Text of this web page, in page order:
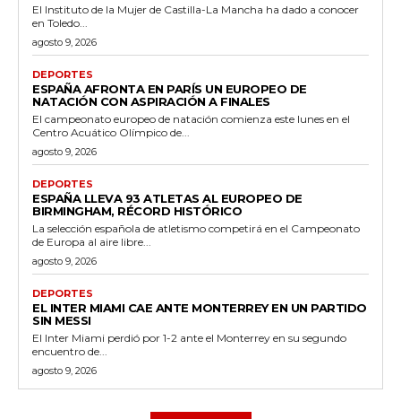
El Instituto de la Mujer de Castilla-La Mancha ha dado a conocer
en Toledo...
agosto 9, 2026
DEPORTES
ESPAÑA AFRONTA EN PARÍS UN EUROPEO DE
NATACIÓN CON ASPIRACIÓN A FINALES
El campeonato europeo de natación comienza este lunes en el
Centro Acuático Olímpico de...
agosto 9, 2026
DEPORTES
ESPAÑA LLEVA 93 ATLETAS AL EUROPEO DE
BIRMINGHAM, RÉCORD HISTÓRICO
La selección española de atletismo competirá en el Campeonato
de Europa al aire libre...
agosto 9, 2026
DEPORTES
EL INTER MIAMI CAE ANTE MONTERREY EN UN PARTIDO
SIN MESSI
El Inter Miami perdió por 1-2 ante el Monterrey en su segundo
encuentro de...
agosto 9, 2026